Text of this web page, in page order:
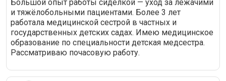
Большой опыт работы сиделкой — уход за лежачими
и тяжёлобольными пациентами. Более 3 лет
работала медицинской сестрой в частных и
государственных детских садах. Имею медицинское
образование по специальности детская медсестра.
Рассматриваю почасовую работу.